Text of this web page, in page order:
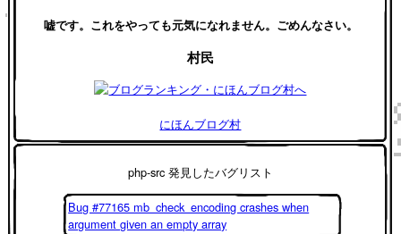
嘘です。これをやっても元気になれません。ごめんなさい。
村民
にほんブログ村
php-src 発見したバグリスト
Bug #77165 mb_check_encoding crashes when
argument given an empty array